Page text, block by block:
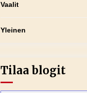
Vaalit
Yleinen
Tilaa blogit